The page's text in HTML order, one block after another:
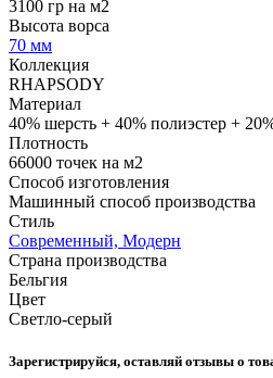
3100 гр на м2
Высота ворса
70 мм
Коллекция
RHAPSODY
Материал
40% шерсть + 40% полиэстер +
Плотность
66000 точек на м2
Способ изготовления
Машинный способ производства
Стиль
Современный, Модерн
Страна производства
Бельгия
Цвет
Светло-серый
Зарегистрируйся, оставляй отзывы о